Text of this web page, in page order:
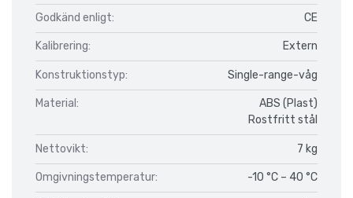
Godkänd enligt: CE
Kalibrering: Extern
Konstruktionstyp: Single-range-våg
Material:
ABS (Plast)
Rostfritt stål
Nettovikt: 7 kg
Omgivningstemperatur: -10 °C – 40 °C